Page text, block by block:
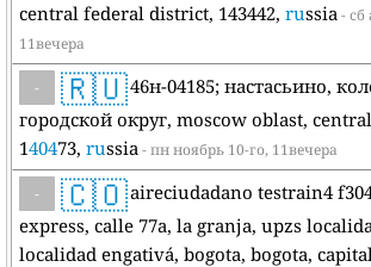
central federal district, 143442, russia- сб
11вечера
- 🇷🇺46н-04185; настасьино,
городской округ, moscow oblast,
140473, russia- пн ноябрь 10-го, 11вечера
- 🇨🇴aireciudadano testrain4
express, calle 77a, la granja, upzs
localidad engativá, bogota, bogota,